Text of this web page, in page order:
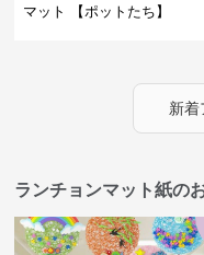
マット 【ポットたち】
新着
ランチョンマット紙の